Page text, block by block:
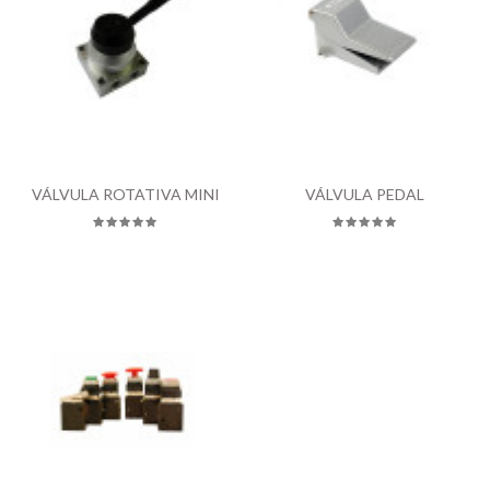
VÁLVULA ROTATIVA MINI VÁLVULA PEDAL